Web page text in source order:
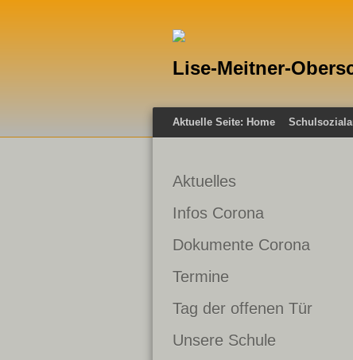
Lise-Meitner-
Aktuelle Seite: Home
Aktuelles
Infos Corona
Dokumente Corona
Termine
Tag der offenen Tür
Unsere Schule